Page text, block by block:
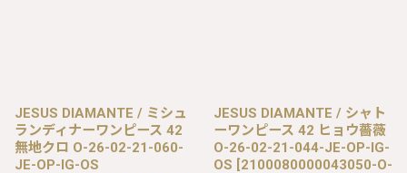
JESUS DIAMANTE / ミシュ
ランディナーワンピース 42
無地クロ O-26-02-21-060-
JE-OP-IG-OS
JESUS DIAMANTE / シャト
ーワンピース 42 ヒョウ薔薇
O-26-02-21-044-JE-OP-IG-
OS [2100080000043050-O-